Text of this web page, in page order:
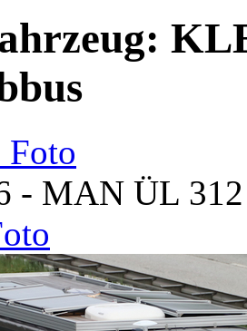
Foto
- MAN ÜL 312